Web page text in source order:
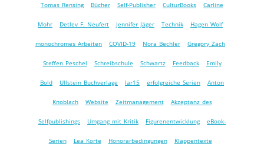
Tomas Rensing Bücher Self-Publisher CulturBooks Carline
Mohr Detlev F. Neufert Jennifer Jäger Technik Hagen Wolf
monochromes Arbeiten COVID-19 Nora Bechler Gregory Zäch
Steffen Peschel Schreibschule Schwartz Feedback Emily
Bold Ullstein Buchverlage lar15 erfolgreiche Serien Anton
Knoblach Website Zeitmanagement Akzeptanz des
Selfpublishings Umgang mit Kritik Figurenentwicklung eBook-
Serien Lea Korte Honorarbedingungen Klappentexte